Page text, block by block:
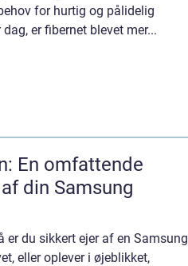
for hurtig og pålidelig
er fibernet blevet mer...
En omfattende
din Samsung
du sikkert ejer af en Samsung
eller oplever i øjeblikket,